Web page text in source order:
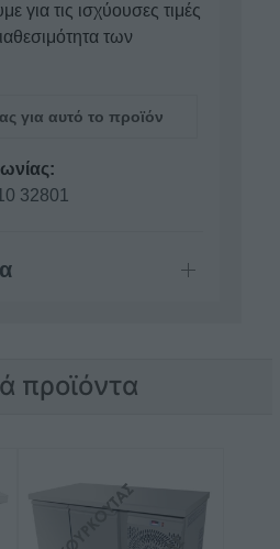
για τις ισχύουσες τιμές
των
για αυτό το προϊόν
32801
προϊόντα